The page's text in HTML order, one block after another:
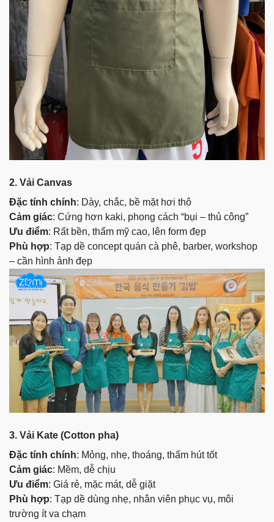
2. Vải Canvas
Đặc tính chính: Dày, chắc, bề mặt hơi thô
Cảm giác: Cứng hơn kaki, phong cách “bụi – thủ công”
Ưu điểm: Rất bền, thẩm mỹ cao, lên form đẹp
Phù hợp: Tạp dề concept quán cà phê, barber, workshop
– cần hình ảnh đẹp
3. Vải Kate (Cotton pha)
Đặc tính chính: Mỏng, nhẹ, thoáng, thấm hút tốt
Cảm giác: Mềm, dễ chịu
Ưu điểm: Giá rẻ, mặc mát, dễ giặt
Phù hợp: Tạp dề dùng nhẹ, nhân viên phục vụ, môi
trường ít va chạm